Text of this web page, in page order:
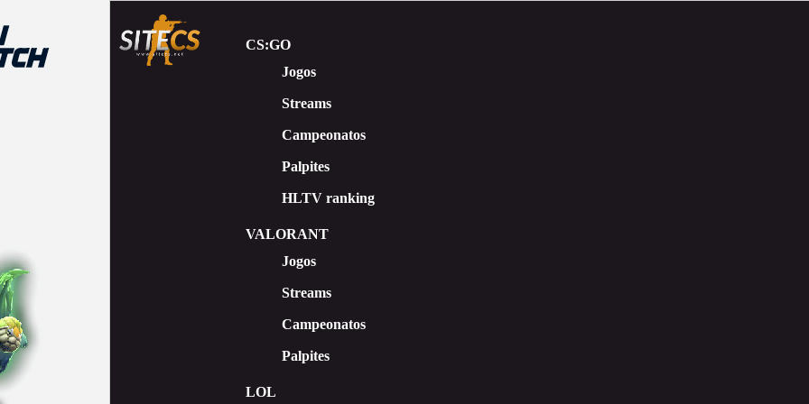
CS:GO
Jogos
Streams
Сampeonatos
Palpites
HLTV ranking
VALORANT
Jogos
Streams
Campeonatos
Palpites
LOL